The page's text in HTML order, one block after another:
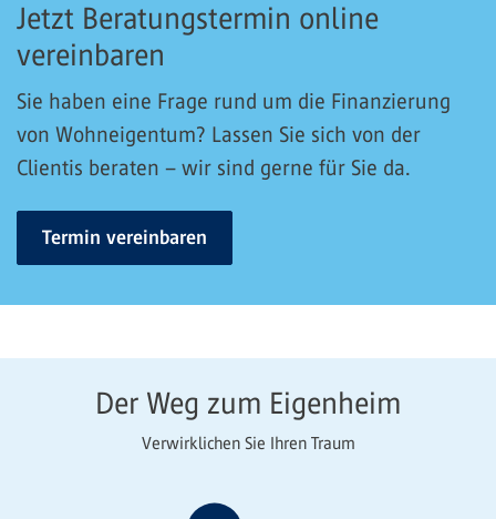
Jetzt Beratungstermin online
vereinbaren
Sie haben eine Frage rund um die Finanzierung
von Wohneigentum? Lassen Sie sich von der
Clientis beraten – wir sind gerne für Sie da.
Termin vereinbaren
Der Weg zum Eigenheim
Verwirklichen Sie Ihren Traum